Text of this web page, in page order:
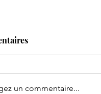
un commentaire...